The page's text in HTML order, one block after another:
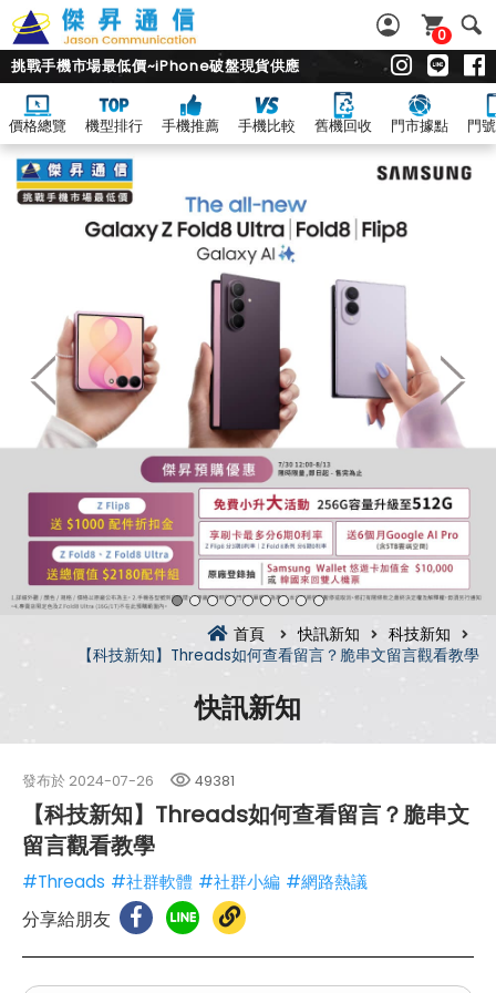
0
挑戰手機市場最低價~iPhone破盤現貨供應
價格總覽 機型排行 手機推薦 手機比較 舊機回收 門市據點 門
首頁 快訊新知
科技新知
【科技新知】Threads如何查看留言？脆串文留言觀看教學
快訊新知
發布於 2024-07-26 49381
【科技新知】Threads如何查看留言？脆串文
留言觀看教學
#Threads #社群軟體 #社群小編 #網路熱議
分享給朋友